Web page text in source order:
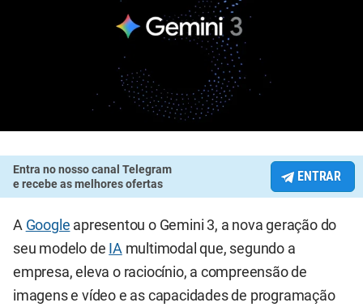
Entra no nosso canal Telegram
e recebe as melhores ofertas
ENTRAR
A Google apresentou o Gemini 3, a nova geração do
seu modelo de IAmultimodal que, segundo a
empresa, eleva o raciocínio, a compreensão de
imagens e vídeo e as capacidades de programação